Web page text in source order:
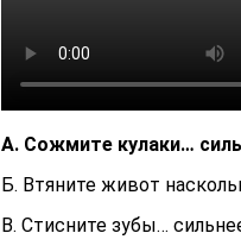
А. Сожмите кулаки…
Б. Втяните живот
В. Стисните зубы…